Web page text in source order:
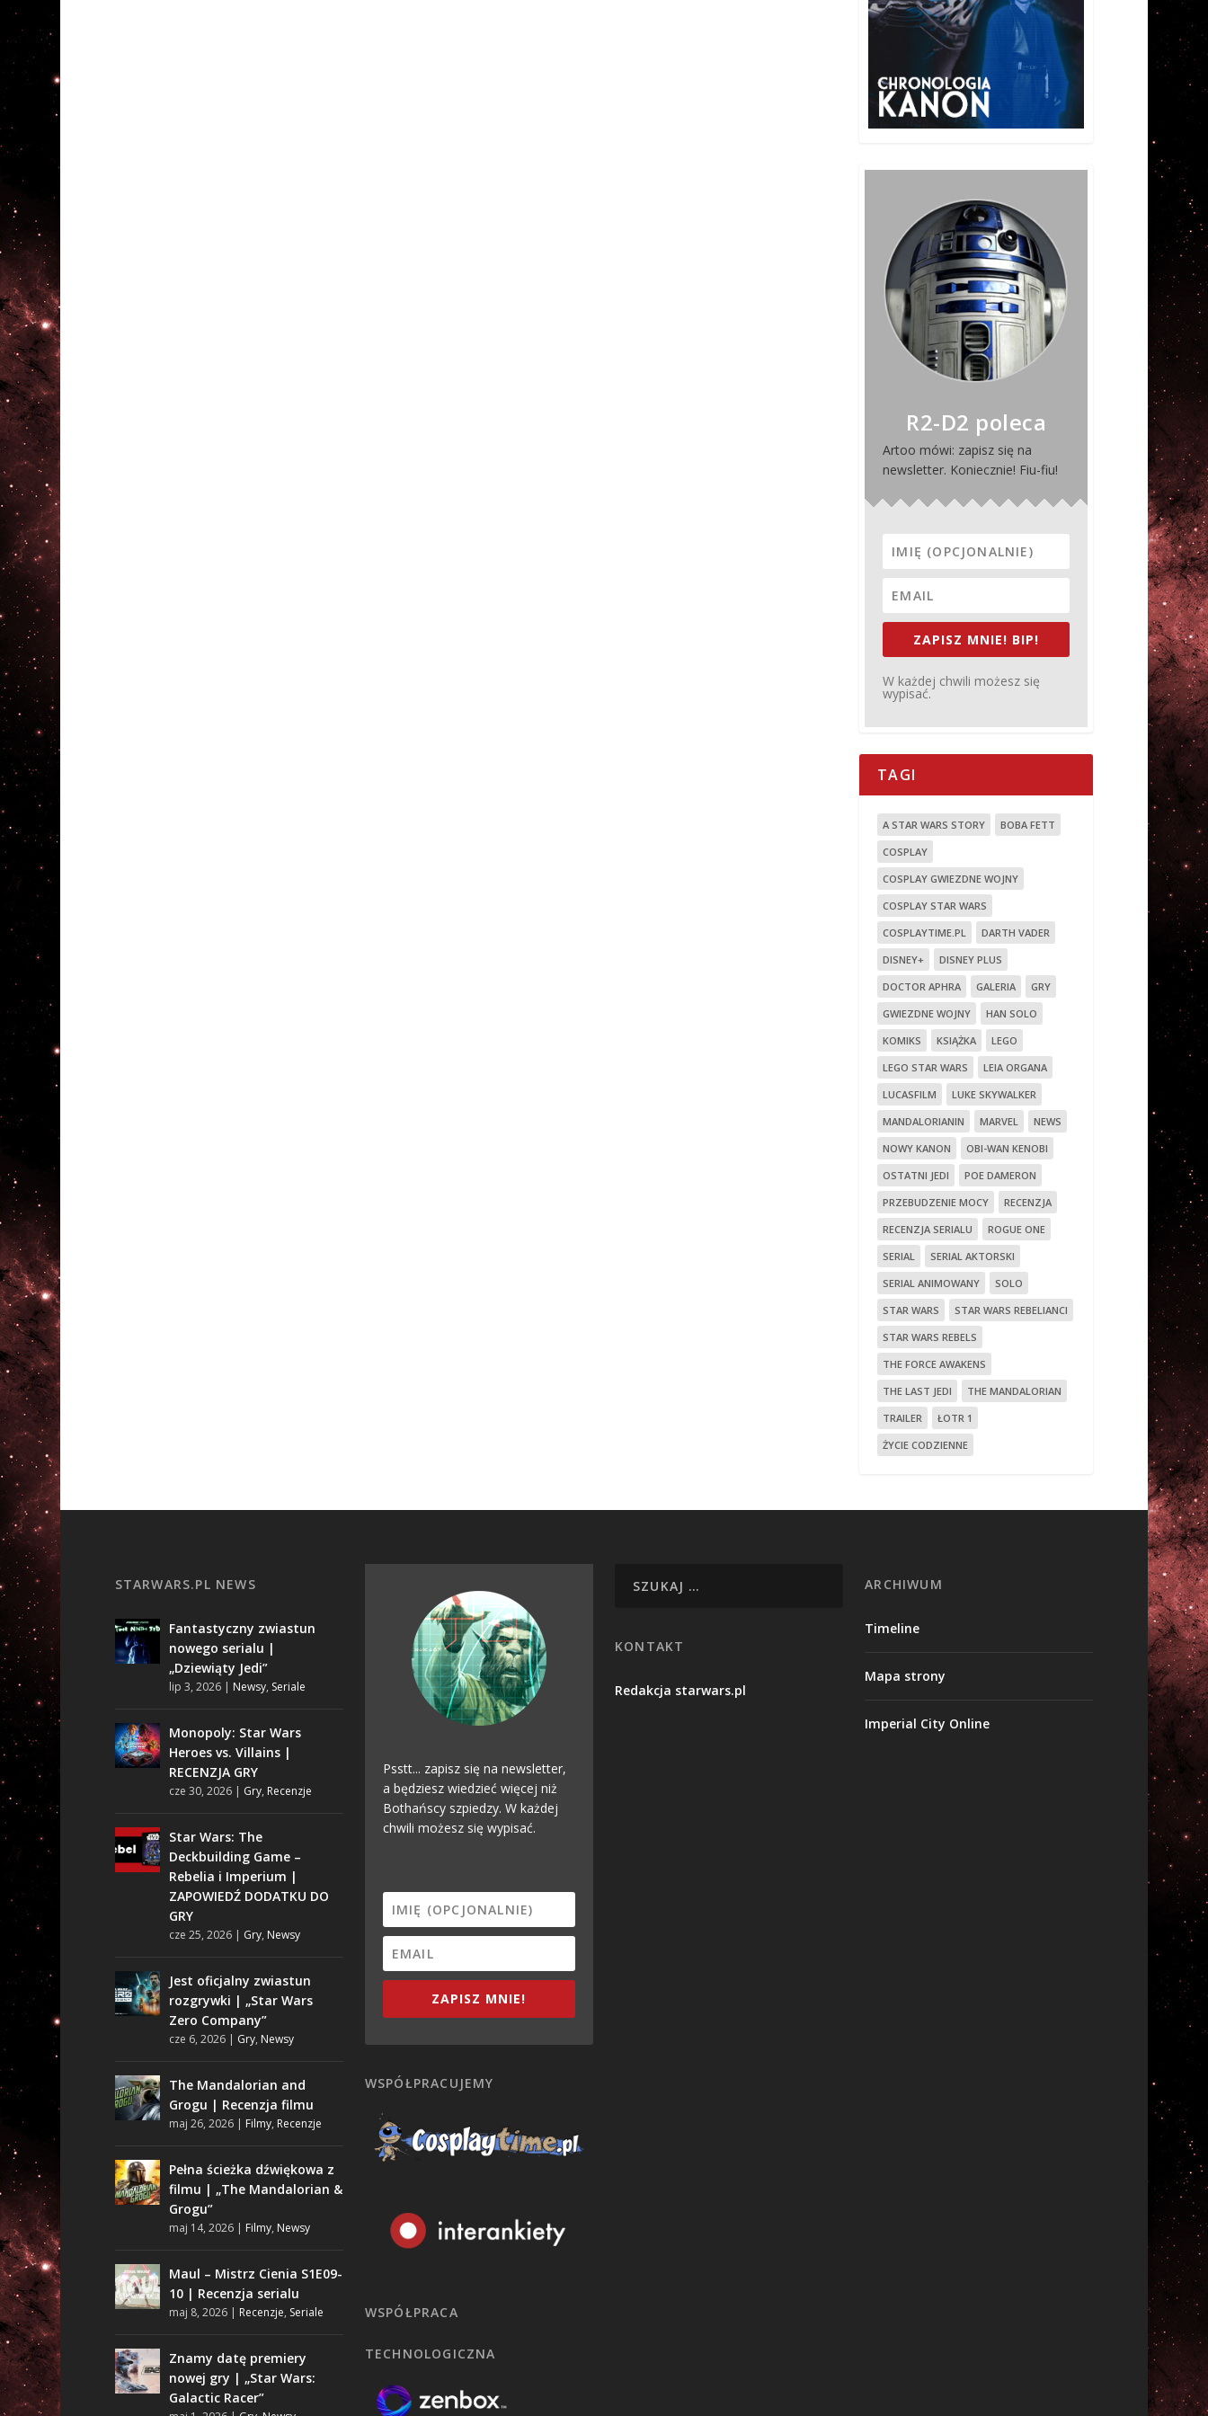
R2-D2 poleca
Artoo mówi: zapisz się na
newsletter. Koniecznie! Fiu-fiu!
ZAPISZ MNIE! BIP!
W każdej chwili możesz się
wypisać.
TAGI
A STAR WARS STORY
BOBA FETT
COSPLAY
COSPLAY GWIEZDNE WOJNY
COSPLAY STAR WARS
COSPLAYTIME.PL
DARTH VADER
DISNEY+
DISNEY PLUS
DOCTOR APHRA
GALERIA
GRY
GWIEZDNE WOJNY
HAN SOLO
KOMIKS
KSIĄŻKA
LEGO
LEGO STAR WARS
LEIA ORGANA
LUCASFILM
LUKE SKYWALKER
MANDALORIANIN
MARVEL
NEWS
NOWY KANON
OBI-WAN KENOBI
OSTATNI JEDI
POE DAMERON
PRZEBUDZENIE MOCY
RECENZJA
RECENZJA SERIALU
ROGUE ONE
SERIAL
SERIAL AKTORSKI
SERIAL ANIMOWANY
SOLO
STAR WARS
STAR WARS REBELIANCI
STAR WARS REBELS
THE FORCE AWAKENS
THE LAST JEDI
THE MANDALORIAN
TRAILER
ŁOTR 1
ŻYCIE CODZIENNE
STARWARS.PL NEWS
Fantastyczny zwiastun
nowego serialu |
„Dziewiąty Jedi”
lip 3, 2026| Newsy, Seriale
Monopoly: Star Wars
Heroes vs. Villains |
RECENZJA GRY
cze 30, 2026| Gry, Recenzje
Star Wars: The
Deckbuilding Game –
Rebelia i Imperium |
ZAPOWIEDŹ DODATKU DO
GRY
cze 25, 2026| Gry, Newsy
Jest oficjalny zwiastun
rozgrywki | „Star Wars
Zero Company”
cze 6, 2026| Gry, Newsy
The Mandalorian and
Grogu | Recenzja filmu
maj 26, 2026| Filmy, Recenzje
Pełna ścieżka dźwiękowa z
filmu | „The Mandalorian &
Grogu”
maj 14, 2026| Filmy, Newsy
Maul – Mistrz Cienia S1E09-
10 | Recenzja serialu
maj 8, 2026| Recenzje, Seriale
Znamy datę premiery
nowej gry | „Star Wars:
Galactic Racer”
Psstt... zapisz się na newsletter,
a będziesz wiedzieć więcej niż
Bothańscy szpiedzy. W każdej
chwili możesz się wypisać.
ZAPISZ MNIE!
WSPÓŁPRACUJEMY
WSPÓŁPRACA
TECHNOLOGICZNA
KONTAKT
Redakcja starwars.pl
ARCHIWUM
Timeline
Mapa strony
Imperial City Online